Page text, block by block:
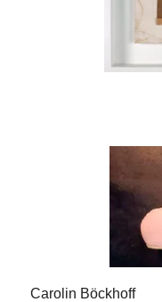
Carolin Böckhoff